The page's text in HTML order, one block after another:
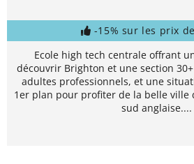
-15% sur les prix
Ecole high tech centrale offrant
découvrir Brighton et une section
adultes professionnels, et une
1er plan pour profiter de la belle ville
sud anglaise....